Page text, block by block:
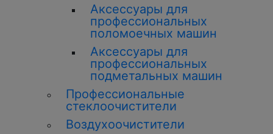
Аксессуары для
профессиональных
поломоечных машин
Аксессуары для
профессиональных
подметальных машин
Профессиональные
стеклоочистители
Воздухоочистители